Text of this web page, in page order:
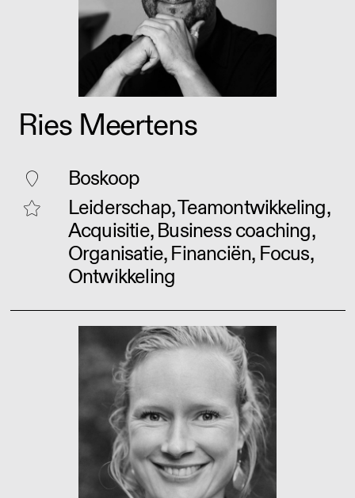
Ries Meertens
Boskoop
Leiderschap, Teamontwikkeling,
Acquisitie, Business coaching,
Organisatie, Financiën, Focus,
Ontwikkeling